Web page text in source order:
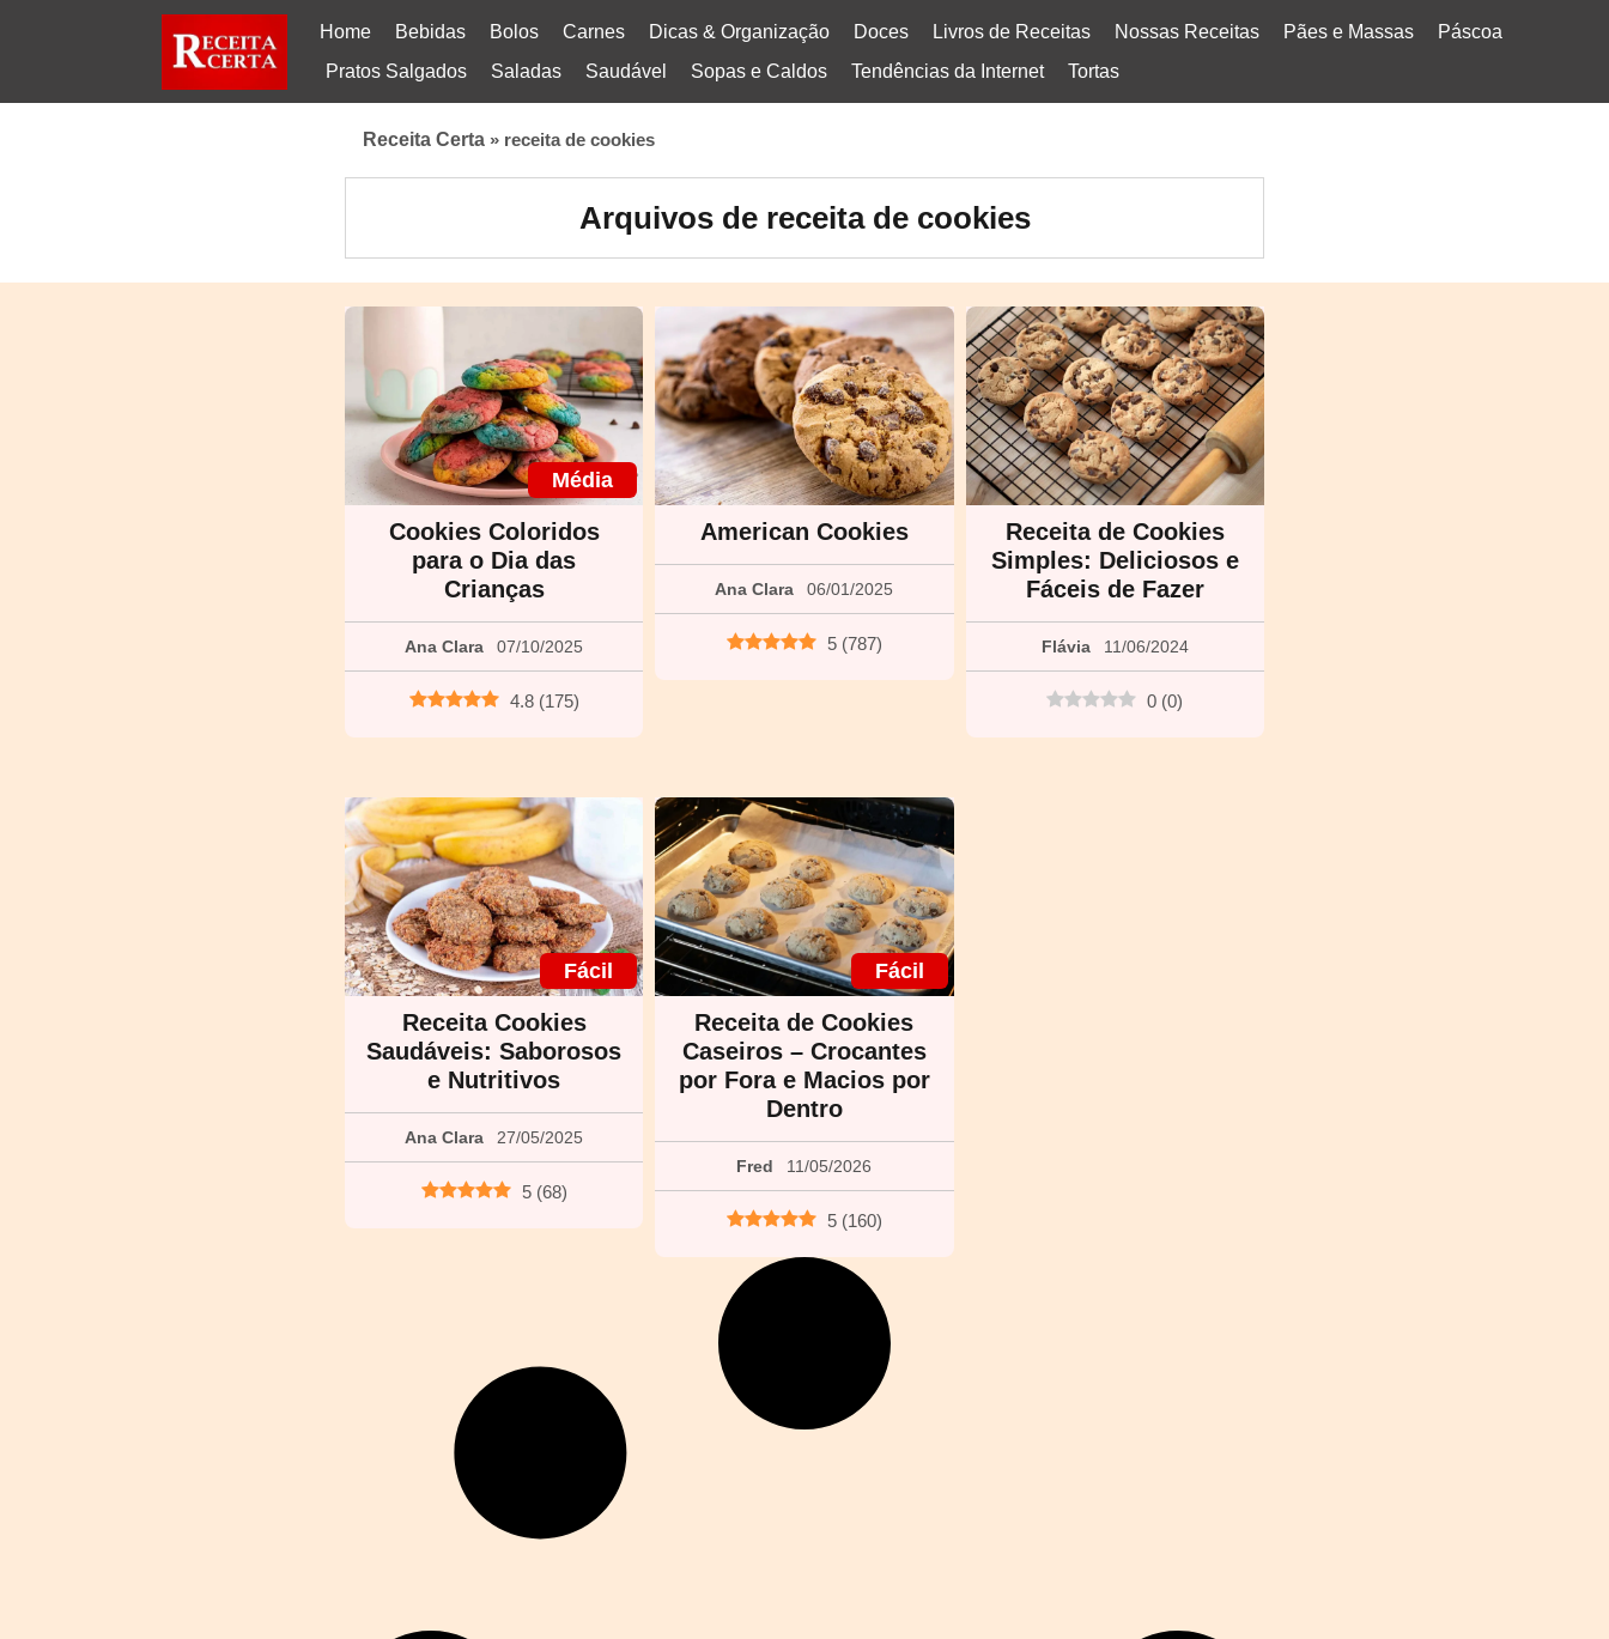
Home Bebidas Bolos Carnes Dicas & Organização Doces Livros de Receitas Nossas Receitas Pães e Massas
Páscoa
Pratos Salgados
Saladas Saudável Sopas e Caldos Tendências da Internet Tortas
Receita Certa » receita de cookies
Arquivos de receita de cookies
Média
Cookies Coloridos
para o Dia das
Crianças
Ana Clara 07/10/2025
4.8 (175)
American Cookies
Ana Clara 06/01/2025
5 (787)
Receita de Cookies
Simples: Deliciosos e
Fáceis de Fazer
Flávia 11/06/2024
0 (0)
Fácil
Receita Cookies
Saudáveis: Saborosos
e Nutritivos
Ana Clara 27/05/2025
5 (68)
Fácil
Receita de Cookies
Caseiros – Crocantes
por Fora e Macios por
Dentro
Fred 11/05/2026
5 (160)